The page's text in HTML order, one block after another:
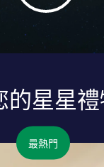
的星星禮
最熱門